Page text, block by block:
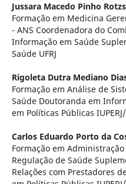
Jussara Macedo Pinho
Formação em Medicina
- ANS Coordenadora do
Informação em Saúde
Saúde UFRJ
Rigoleta Dutra Mediano
Formação em Análise de
Saúde Doutoranda em
em Políticas Públicas
Carlos Eduardo Porto da
Formação em
Regulação de Saúde
Relações com Prestadores